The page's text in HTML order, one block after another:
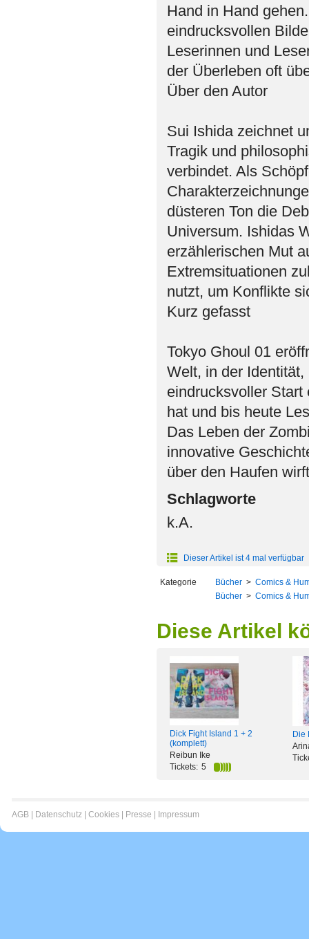
Hand in Hand
eindrucksvollen
Leserinnen und
der Überleben oft
Über den Autor
Sui Ishida zeichnet
Tragik und
verbindet. Als
düsteren Ton die
Universum. Ishidas
erzählerischen Mut
Extremsituationen
nutzt, um Konflikte
Kurz gefasst
Tokyo Ghoul 01
Welt, in der
eindrucksvoller
hat und bis heute
Das Leben der
innovative
über den Haufen
Schlagworte
k.A.
Dieser Artikel ist 4 mal verfügbar
Kategorie Bücher > Comics &
Bücher > Comics &
Diese Artikel
Dick Fight Island 1 + 2
(komplett)
Reibun Ike
Tickets: 5
Die
AGB Datenschutz Cookies Presse Impressum